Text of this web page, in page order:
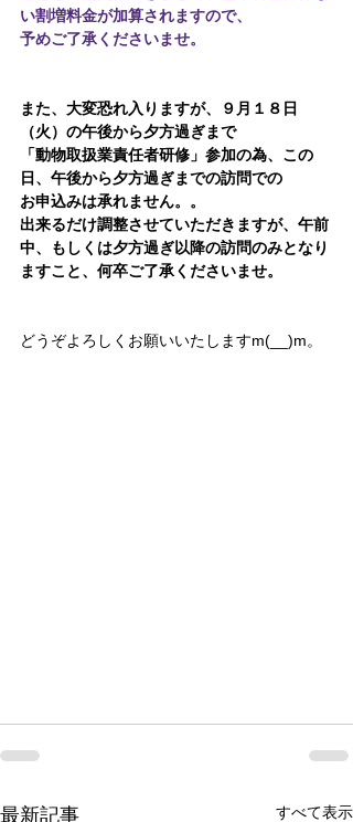
い割増料金が加算されますので、
予めご了承くださいませ。
また、大変恐れ入りますが、９月１８日
（火）の午後から夕方過ぎまで
「動物取扱業責任者研修」参加の為、この
日、午後から夕方過ぎまでの訪問での
お申込みは承れません。。
出来るだけ調整させていただきますが、午前
中、もしくは夕方過ぎ以降の訪問のみとなり
ますこと、何卒ご了承くださいませ。
どうぞよろしくお願いいたしますm(__)m。
最新記事 すべて表示